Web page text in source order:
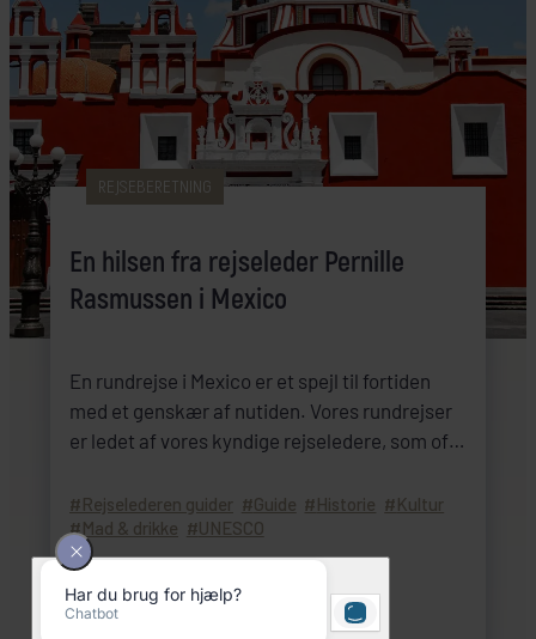
REJSEBERETNING
En hilsen fra rejseleder Pernille
Rasmussen i Mexico
En rundrejse i Mexico er et spejl til fortiden
med et genskær af nutiden. Vores rundrejser
er ledet af vores kyndige rejseledere, som ofte
Rejselederen guider Guide Historie
Kultur
Mad & drikke
UNESCO
LÆS ARTIKEL